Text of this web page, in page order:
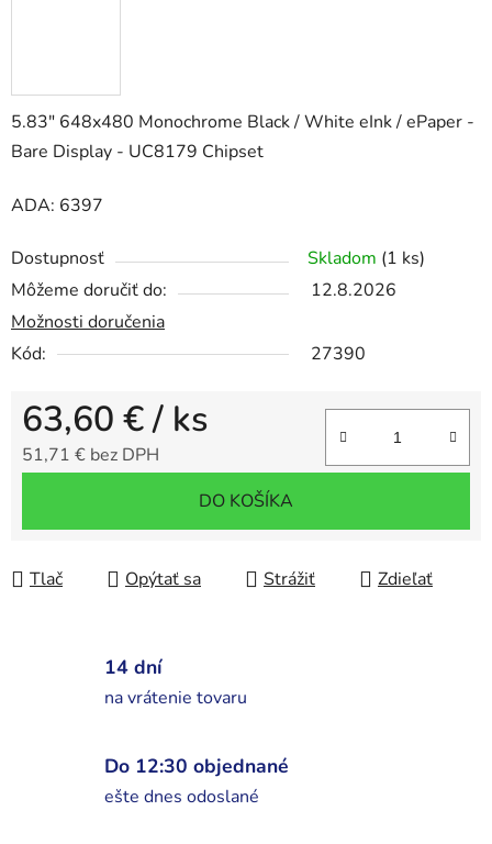
5.83" 648x480 Monochrome Black / White eInk / ePaper -
Bare Display - UC8179 Chipset
ADA: 6397
Dostupnosť Skladom (1 ks)
Môžeme doručiť do:
12.8.2026
Možnosti doručenia
Kód:
27390
63,60 €/ ks
51,71 € bez DPH
DO KOŠÍKA
Tlač Opýtať sa Strážiť Zdieľať
14 dní
na vrátenie tovaru
Do 12:30 objednané
ešte dnes odoslané